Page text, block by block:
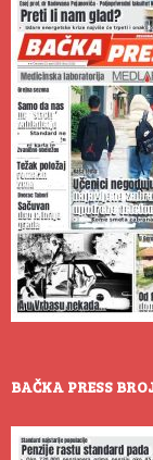
BAČKA PRESS